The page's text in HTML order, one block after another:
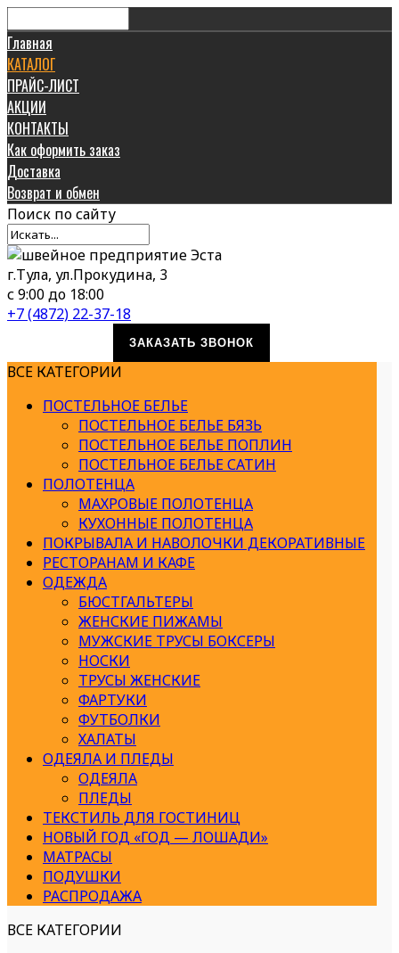
Главная
КАТАЛОГ
ПРАЙС-ЛИСТ
АКЦИИ
КОНТАКТЫ
Как оформить заказ
Доставка
Возврат и обмен
Поиск по сайту
г.Тула, ул.Прокудина, 3
с 9:00 до 18:00
+7 (4872) 22-37-18
ЗАКАЗАТЬ ЗВОНОК
ВСЕ КАТЕГОРИИ
ПОСТЕЛЬНОЕ БЕЛЬЕ
ПОСТЕЛЬНОЕ БЕЛЬЕ БЯЗЬ
ПОСТЕЛЬНОЕ БЕЛЬЕ ПОПЛИН
ПОСТЕЛЬНОЕ БЕЛЬЕ САТИН
ПОЛОТЕНЦА
МАХРОВЫЕ ПОЛОТЕНЦА
КУХОННЫЕ ПОЛОТЕНЦА
ПОКРЫВАЛА И НАВОЛОЧКИ ДЕКОРАТИВНЫЕ
РЕСТОРАНАМ И КАФЕ
ОДЕЖДА
БЮСТГАЛЬТЕРЫ
ЖЕНСКИЕ ПИЖАМЫ
МУЖСКИЕ ТРУСЫ БОКСЕРЫ
НОСКИ
ТРУСЫ ЖЕНСКИЕ
ФАРТУКИ
ФУТБОЛКИ
ХАЛАТЫ
ОДЕЯЛА И ПЛЕДЫ
ОДЕЯЛА
ПЛЕДЫ
ТЕКСТИЛЬ ДЛЯ ГОСТИНИЦ
НОВЫЙ ГОД «ГОД — ЛОШАДИ»
МАТРАСЫ
ПОДУШКИ
РАСПРОДАЖА
ВСЕ КАТЕГОРИИ